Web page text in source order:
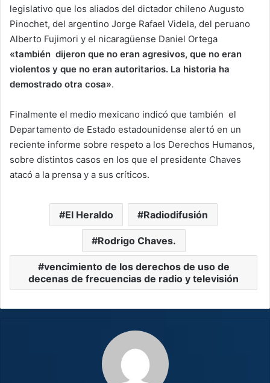
legislativo que los aliados del dictador chileno Augusto
Pinochet, del argentino Jorge Rafael Videla, del peruano
Alberto Fujimori y el nicaragüense Daniel Ortega
«también dijeron que no eran agresivos, que no eran
violentos y que no eran autoritarios. La historia ha
demostrado otra cosa».
Finalmente el medio mexicano indicó que también el
Departamento de Estado estadounidense alertó en un
reciente informe sobre respeto a los Derechos Humanos,
sobre distintos casos en los que el presidente Chaves
atacó a la prensa y a sus críticos.
El Heraldo Radiodifusión
Rodrigo Chaves.
vencimiento de los derechos de uso de
decenas de frecuencias de radio y televisión